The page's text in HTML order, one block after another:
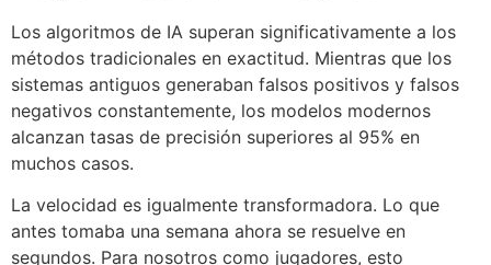
Los algoritmos de IA superan significativamente a los
métodos tradicionales en exactitud. Mientras que los
sistemas antiguos generaban falsos positivos y falsos
negativos constantemente, los modelos modernos
alcanzan tasas de precisión superiores al 95% en
muchos casos.
La velocidad es igualmente transformadora. Lo que
antes tomaba una semana ahora se resuelve en
segundos. Para nosotros como jugadores, esto